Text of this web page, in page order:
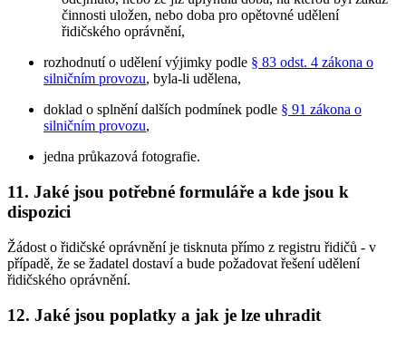
činnosti uložen, nebo doba pro opětovné udělení
řidičského oprávnění,
rozhodnutí o udělení výjimky podle § 83 odst. 4 zákona o
silničním provozu, byla-li udělena,
doklad o splnění dalších podmínek podle § 91 zákona o
silničním provozu,
jedna průkazová fotografie.
11. Jaké jsou potřebné formuláře a kde jsou k
dispozici
Žádost o řidičské oprávnění je tisknuta přímo z registru řidičů - v
případě, že se žadatel dostaví a bude požadovat řešení udělení
řidičského oprávnění.
12. Jaké jsou poplatky a jak je lze uhradit